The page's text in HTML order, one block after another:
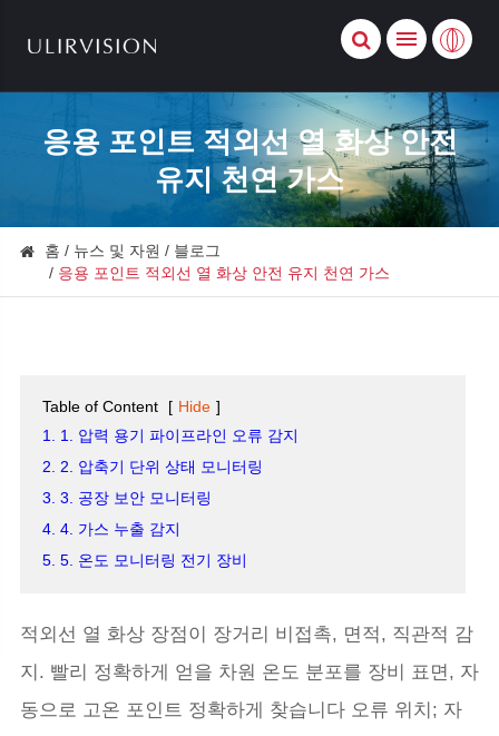
응용 포인트 적외선 열 화상 안전
유지 천연 가스
홈 뉴스 및 자원
블로그
응용 포인트 적외선 열 화상 안전 유지 천연 가스
Table of Content [ Hide ]
1. 1. 압력 용기 파이프라인 오류 감지
2. 2. 압축기 단위 상태 모니터링
3. 3. 공장 보안 모니터링
4. 4. 가스 누출 감지
5. 5. 온도 모니터링 전기 장비
적외선 열 화상 장점이 장거리 비접촉, 면적, 직관적 감
지. 빨리 정확하게 얻을 차원 온도 분포를 장비 표면, 자
동으로 고온 포인트 정확하게 찾습니다 오류 위치; 자